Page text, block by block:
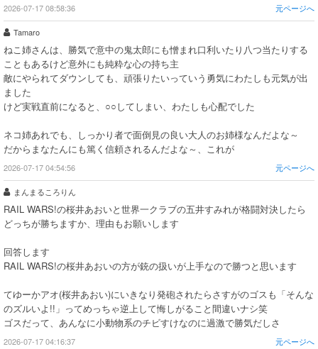
2026-07-17 08:58:36 元ページへ
Tamaro
ねこ姉さんは、勝気で意中の鬼太郎にも憎まれ口利いたり八つ当たりする
こともあるけど意外にも純粋な心の持ち主
敵にやられてダウンしても、頑張りたいっていう勇気にわたしも元気が出
ました
けど実戦直前になると、○○してしまい、わたしも心配でした
ネコ姉あれでも、しっかり者で面倒見の良い大人のお姉様なんだよな～
だからまなたんにも篤く信頼されるんだよな～、これが
2026-07-17 04:54:56 元ページへ
まんまるころりん
RAIL WARS!の桜井あおいと世界一クラブの五井すみれが格闘対決したら
どっちが勝ちますか、理由もお願いします
回答します
RAIL WARS!の桜井あおいの方が銃の扱いが上手なので勝つと思います
てゆーかアオ(桜井あおい)にいきなり発砲されたらさすがのゴスも「そんな
のズルいよ!!」ってめっちゃ逆上して悔しがること間違いナシ笑
ゴスだって、あんなに小動物系のチビすけなのに過激で勝気だしさ
2026-07-17 04:16:37 元ページへ